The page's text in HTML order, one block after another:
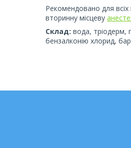
Рекомендовано для
вторинну місцеву
Склад: вода, тріодерм,
бензалконію хлорид,